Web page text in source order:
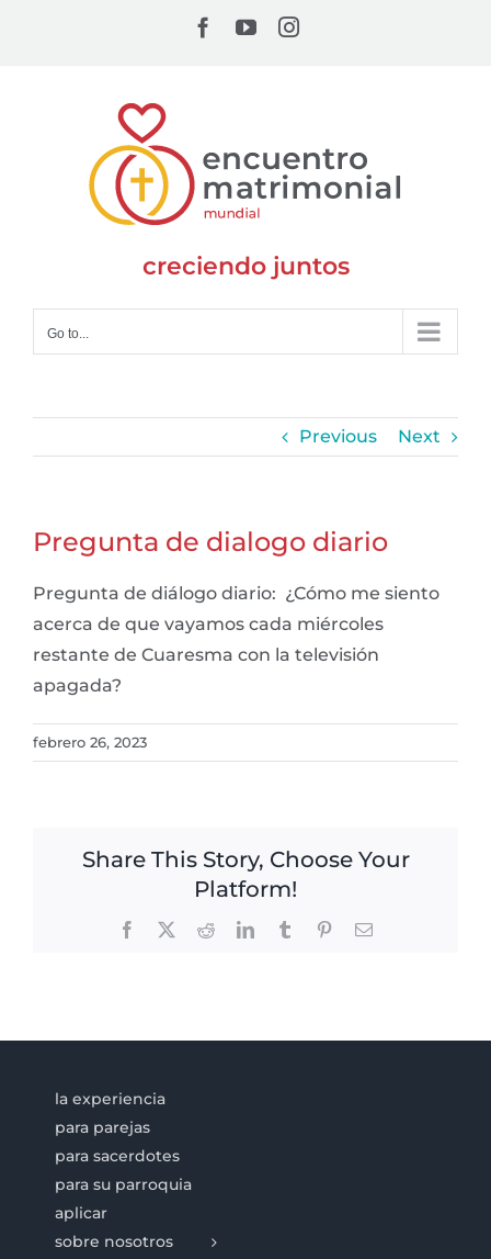
Facebook
YouTubeInstagram
creciendo juntos
Go to...
Previous Next
Pregunta de dialogo diario
Pregunta de diálogo diario: ¿Cómo me siento
acerca de que vayamos cada miércoles
restante de Cuaresma con la televisión
apagada?
febrero 26, 2023
Share This Story, Choose Your
Platform!
Facebook RedditLinkedInTumblr PinterestEmail
la experiencia
para parejas
para sacerdotes
para su parroquia
aplicar
sobre nosotros